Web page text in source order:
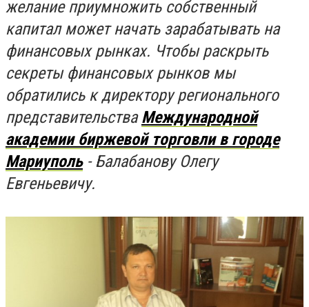
желание приумножить собственный
капитал может начать зарабатывать на
финансовых рынках. Чтобы раскрыть
секреты финансовых рынков мы
обратились к директору регионального
представительстваМеждународной
академии биржевой торговли в городе
Мариуполь- Балабанову Олегу
Евгеньевичу.